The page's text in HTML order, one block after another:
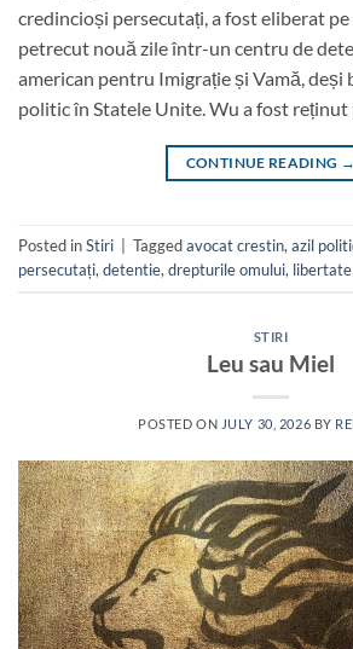
credincioși persecutați, a fost eliberat pe
petrecut nouă zile într-un centru de
american pentru Imigrație și Vamă, deși
politic în Statele Unite. Wu a fost
CONTINUE READING →
Posted inStiri Taggedavocat crestin, azil
persecutați, detentie, drepturile omului, libertate
STIRI
Leu sau Miel
POSTED ON JULY 30, 2026 BY